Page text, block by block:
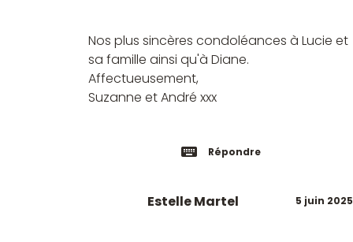
Nos plus sincères condoléances à Lucie et
sa famille ainsi qu'à Diane.
Affectueusement,
Suzanne et André xxx
Répondre
5 juin 2025
Estelle Martel